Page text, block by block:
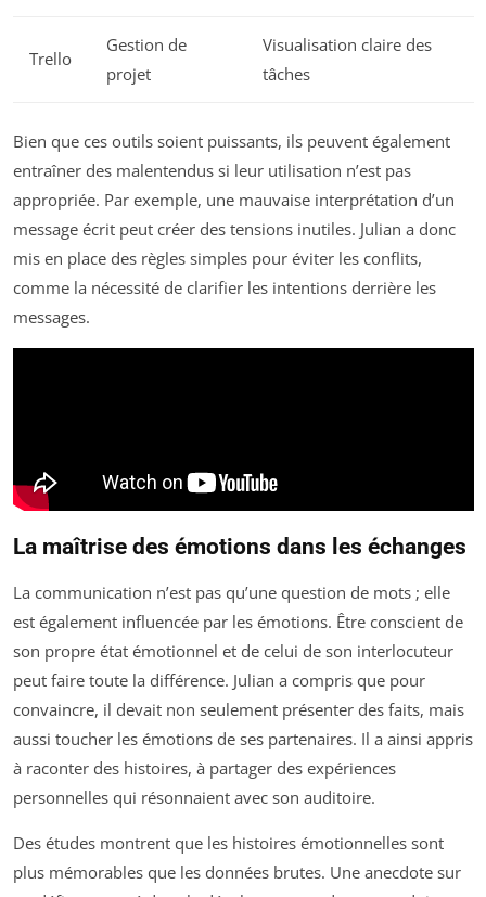
Trello
Gestion de
projet
Visualisation claire des
tâches
Bien que ces outils soient puissants, ils peuvent également
entraîner des malentendus si leur utilisation n’est pas
appropriée. Par exemple, une mauvaise interprétation d’un
message écrit peut créer des tensions inutiles. Julian a donc
mis en place des règles simples pour éviter les conflits,
comme la nécessité de clarifier les intentions derrière les
messages.
La maîtrise des émotions dans les échanges
La communication n’est pas qu’une question de mots ; elle
est également influencée par les émotions. Être conscient de
son propre état émotionnel et de celui de son interlocuteur
peut faire toute la différence. Julian a compris que pour
convaincre, il devait non seulement présenter des faits, mais
aussi toucher les émotions de ses partenaires. Il a ainsi appris
à raconter des histoires, à partager des expériences
personnelles qui résonnaient avec son auditoire.
Des études montrent que les histoires émotionnelles sont
plus mémorables que les données brutes. Une anecdote sur